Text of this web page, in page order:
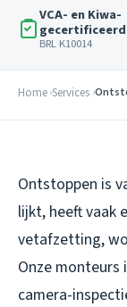
VCA- en Kiwa-
gecertificeerd
BRL K10014
Home Services
Ontstoppen is
lijkt, heeft vaak
vetafzetting,
Onze monteurs
camera-